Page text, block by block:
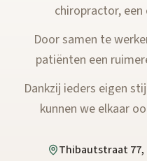
chiropractor,
Door samen te
patiënten een
Dankzij ieders eigen
kunnen we elkaar
Thibautstraat 77,